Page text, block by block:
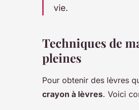
vie.
Techniques de
pleines
Pour obtenir des lèvres
crayon à lèvres. Voici